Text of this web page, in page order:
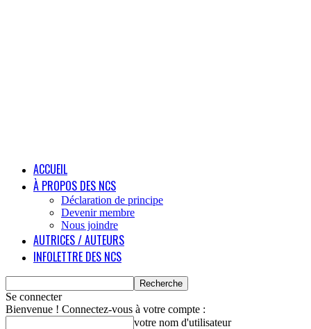
ACCUEIL
À PROPOS DES NCS
Déclaration de principe
Devenir membre
Nous joindre
AUTRICES / AUTEURS
INFOLETTRE DES NCS
Se connecter
Bienvenue ! Connectez-vous à votre compte :
votre nom d'utilisateur